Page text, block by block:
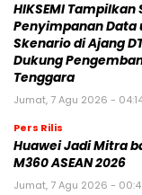
HIKSEMI Tampilkan
Penyimpanan Data
Skenario di Ajang
Dukung
Tenggara
Jumat, 7 Agu 2026 -
Pers Rilis
Huawei Jadi Mitra
M360 ASEAN 2026
Jumat, 7 Agu 2026 -